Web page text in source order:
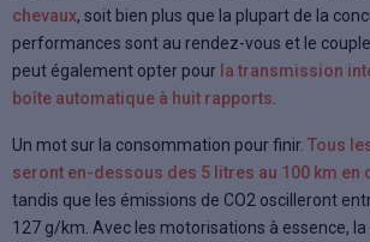
chevaux, soit bien plus que la plupart de la
performances sont au rendez-vous et le
peut également opter pour la transmission
boîte automatique à huit rapports
Un mot sur la consommation pour finir. Tous
seront en-dessous des 5 litres au 100 km en
tandis que les émissions de CO2 oscilleront
127 g/km. Avec les motorisations à essence,